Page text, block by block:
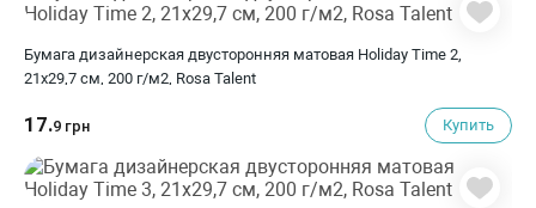
Бумага дизайнерская двусторонняя матовая Holiday Time 2,
21х29,7 см, 200 г/м2, Rosa Talent
17.9 грн Купить